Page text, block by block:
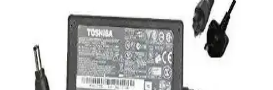
Eyfel Efs-2500, 250W güç çıkışıyla temel bilgisayar ihtiyaçlarına
uygun, fanlı soğutmalı ve dayanıklılık sorunlarıyla dikkat çeken bir
HP 255 G8 Dizüstü Bilgisayar İncelemesi: Günlük
Kullanım İçin Dengeli ve Güçlü Model